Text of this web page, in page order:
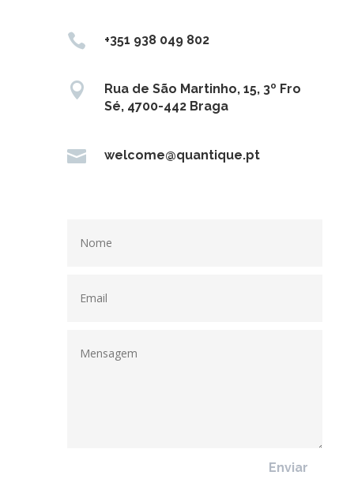
 +351 938 049 802

Rua de São Martinho, 15, 3º Fro
Sé, 4700-442 Braga
 welcome@quantique.pt
Enviar